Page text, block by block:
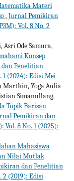
Materi
,Jurnal Pemikiran
Vol. 8 No. 2
Ode Samura,
Konsep
Penelitian
1 (2024): Edisi Mei
Marthin, Yoga Aulia
Simanullang,
Topik Barisan
Pemikiran dan
Vol. 8 No. 1 (2025):
Mahasiswa
Nilai Mutlak
dan Penelitian
2 (2019): Edisi